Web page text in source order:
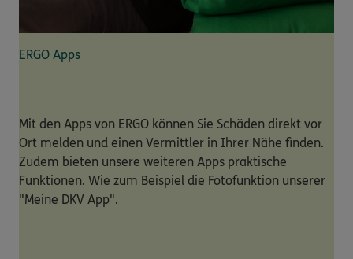
ERGO Apps
Mit den Apps von ERGO können Sie Schäden direkt vor
Ort melden und einen Vermittler in Ihrer Nähe finden.
Zudem bieten unsere weiteren Apps praktische
Funktionen. Wie zum Beispiel die Fotofunktion unserer
"Meine DKV App".